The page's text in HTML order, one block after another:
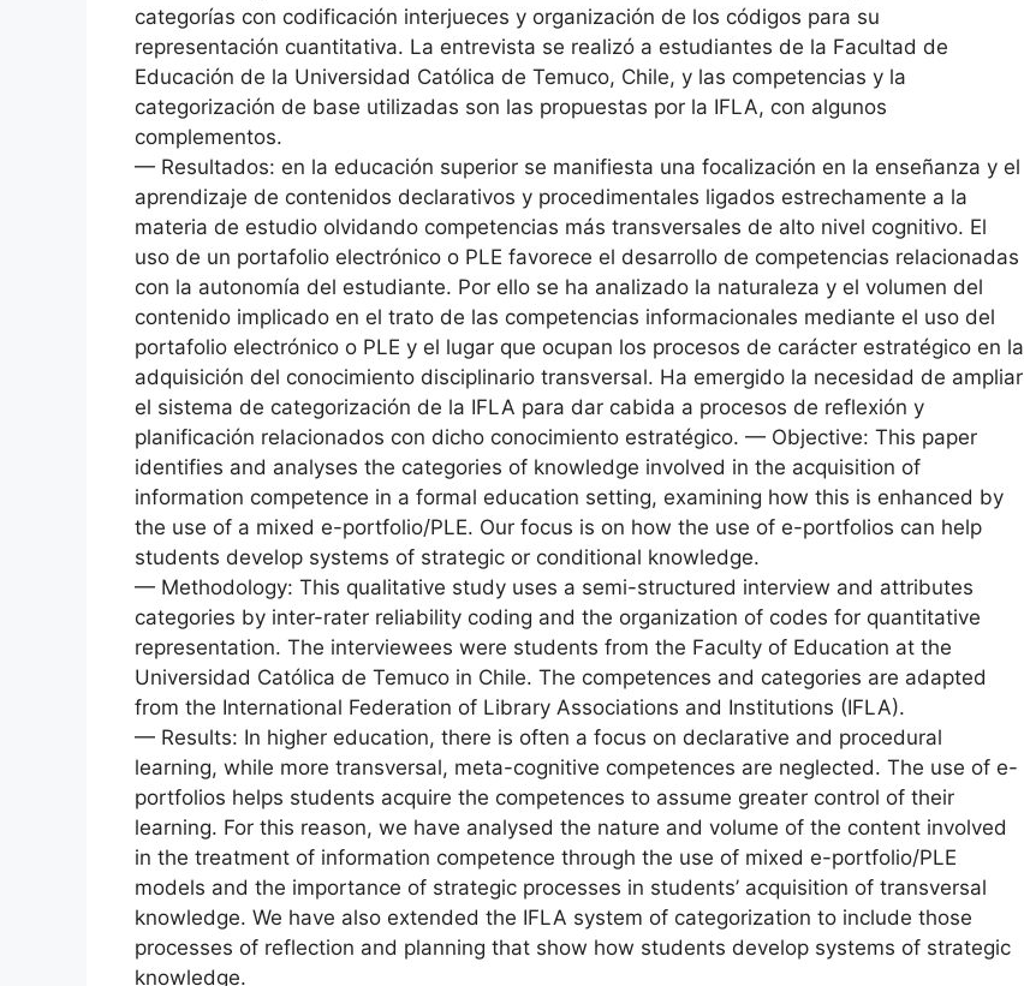
categorías con codificación interjueces y organización de los códigos para su
representación cuantitativa. La entrevista se realizó a estudiantes de la Facultad de
Educación de la Universidad Católica de Temuco, Chile, y las competencias y la
categorización de base utilizadas son las propuestas por la IFLA, con algunos
complementos.
— Resultados: en la educación superior se manifiesta una focalización en la enseñanza y el
aprendizaje de contenidos declarativos y procedimentales ligados estrechamente a la
materia de estudio olvidando competencias más transversales de alto nivel cognitivo. El
uso de un portafolio electrónico o PLE favorece el desarrollo de competencias relacionadas
con la autonomía del estudiante. Por ello se ha analizado la naturaleza y el volumen del
contenido implicado en el trato de las competencias informacionales mediante el uso del
portafolio electrónico o PLE y el lugar que ocupan los procesos de carácter estratégico en la
adquisición del conocimiento disciplinario transversal. Ha emergido la necesidad de ampliar
el sistema de categorización de la IFLA para dar cabida a procesos de reflexión y
planificación relacionados con dicho conocimiento estratégico. — Objective: This paper
identifies and analyses the categories of knowledge involved in the acquisition of
information competence in a formal education setting, examining how this is enhanced by
the use of a mixed e-portfolio/PLE. Our focus is on how the use of e-portfolios can help
students develop systems of strategic or conditional knowledge.
— Methodology: This qualitative study uses a semi-structured interview and attributes
categories by inter-rater reliability coding and the organization of codes for quantitative
representation. The interviewees were students from the Faculty of Education at the
Universidad Católica de Temuco in Chile. The competences and categories are adapted
from the International Federation of Library Associations and Institutions (IFLA).
— Results: In higher education, there is often a focus on declarative and procedural
learning, while more transversal, meta-cognitive competences are neglected. The use of e-
portfolios helps students acquire the competences to assume greater control of their
learning. For this reason, we have analysed the nature and volume of the content involved
in the treatment of information competence through the use of mixed e-portfolio/PLE
models and the importance of strategic processes in students’ acquisition of transversal
knowledge. We have also extended the IFLA system of categorization to include those
processes of reflection and planning that show how students develop systems of strategic
knowledge.